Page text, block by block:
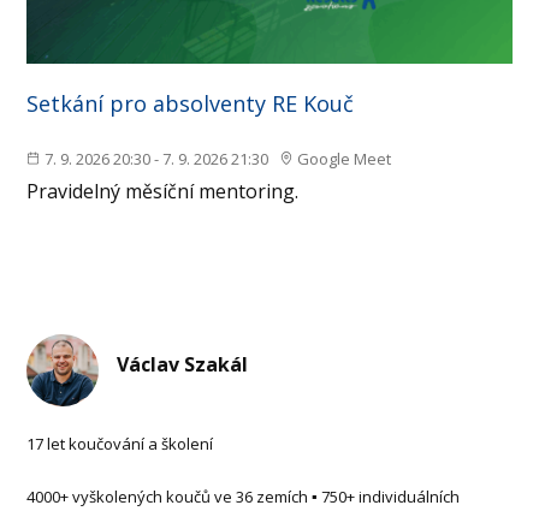
Setkání pro absolventy RE Kouč
7. 9. 2026 20:30 - 7. 9. 2026 21:30 Google Meet
Pravidelný měsíční mentoring.
Václav Szakál
17 let koučování a školení
4000+ vyškolených koučů ve 36 zemích ▪ 750+ individuálních